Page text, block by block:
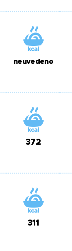
neuvedeno
372
311